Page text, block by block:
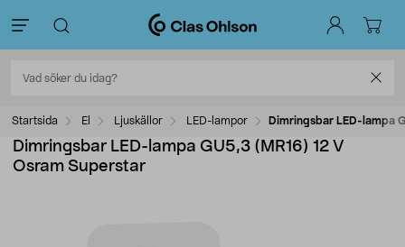
Startsida El Ljuskällor LED-lampor Dimringsbar LED-lampa
Dimringsbar LED-lampa GU5,3 (MR16) 12 V
Osram Superstar